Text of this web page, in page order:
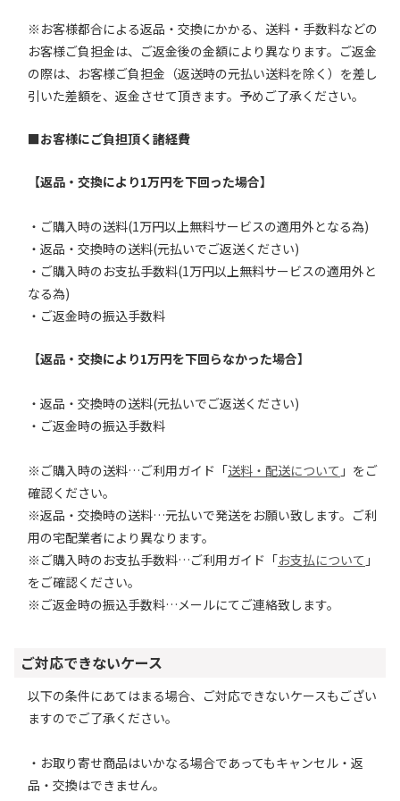
※お客様都合による返品・交換にかかる、送料・手数料などの
お客様ご負担金は、ご返金後の金額により異なります。ご返金
の際は、お客様ご負担金（返送時の元払い送料を除く）を差し
引いた差額を、返金させて頂きます。予めご了承ください。
■お客様にご負担頂く諸経費
【返品・交換により1万円を下回った場合】
・ご購入時の送料(1万円以上無料サービスの適用外となる為)
・返品・交換時の送料(元払いでご返送ください)
・ご購入時のお支払手数料(1万円以上無料サービスの適用外と
なる為)
・ご返金時の振込手数料
【返品・交換により1万円を下回らなかった場合】
・返品・交換時の送料(元払いでご返送ください)
・ご返金時の振込手数料
※ご購入時の送料…ご利用ガイド「送料・配送について 」をご
確認ください。
※返品・交換時の送料…元払いで発送をお願い致します。ご利
用の宅配業者により異なります。
※ご購入時のお支払手数料…ご利用ガイド「お支払について 」
をご確認ください。
※ご返金時の振込手数料…メールにてご連絡致します。
ご対応できないケース
以下の条件にあてはまる場合、ご対応できないケースもござい
ますのでご了承ください。
・お取り寄せ商品はいかなる場合であってもキャンセル・返
品・交換はできません。